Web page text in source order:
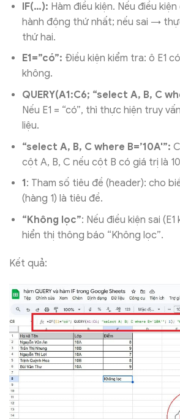
IF(…): Hàm điều kiện. Nếu điều
hành động thứ nhất; nếu sai →
thứ hai.
E1=”có”: Điều kiện kiểm tra: ô E1
không.
QUERY(A1:C6; “select A, B, C
Nếu E1 = “có”, thì thực hiện truy
liệu.
“select A, B, C where B=’10A'”:
cột A, B, C nếu cột B có giá trị là
1: Tham số tiêu đề (header): cho
(hàng 1) là tiêu đề.
“Không lọc”: Nếu điều kiện sai
hiển thị thông báo “Không lọc”.
Kết quả: